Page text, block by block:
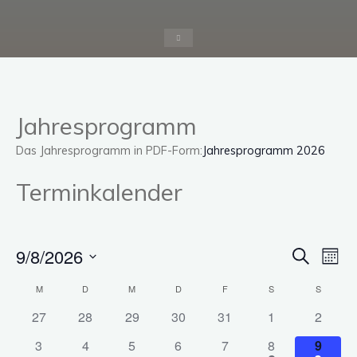
Jahresprogramm
Das Jahresprogramm in PDF-Form:Jahresprogramm 2026
Terminkalender
Suche
und
Suche
9/8/2026
wählen.
Kalender
M D M D F S S
hat
27
hat
28
hat
29
hat
30
hat
31
hat
1
hat
0
2
hat
3
hat
4
hat
5
hat
6
hat
7
hat
8
hat
9